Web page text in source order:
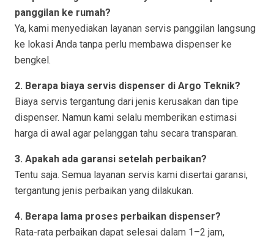
panggilan ke rumah?
Ya, kami menyediakan layanan servis panggilan langsung
ke lokasi Anda tanpa perlu membawa dispenser ke
bengkel.
2. Berapa biaya servis dispenser di Argo Teknik?
Biaya servis tergantung dari jenis kerusakan dan tipe
dispenser. Namun kami selalu memberikan estimasi
harga di awal agar pelanggan tahu secara transparan.
3. Apakah ada garansi setelah perbaikan?
Tentu saja. Semua layanan servis kami disertai garansi,
tergantung jenis perbaikan yang dilakukan.
4. Berapa lama proses perbaikan dispenser?
Rata-rata perbaikan dapat selesai dalam 1–2 jam,